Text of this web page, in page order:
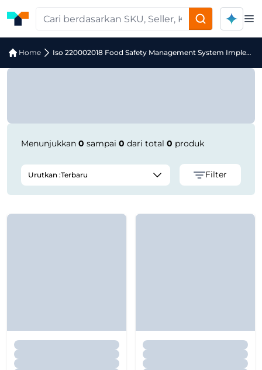
Home Iso 220002018 Food Safety Management System Implementation Elearning Course
Jual Iso 220002018 Food Safety
Menunjukkan 0 sampai 0 dari total 0 produk
Urutkan :Terbaru Filter